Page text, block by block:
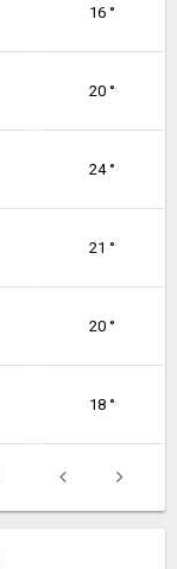
16 °
20 °
24 °
21 °
20 °
18 °